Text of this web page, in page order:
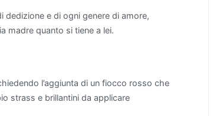
e di ogni genere di amore,
madre quanto si tiene a lei.
l’aggiunta di un fiocco rosso che
strass e brillantini da applicare